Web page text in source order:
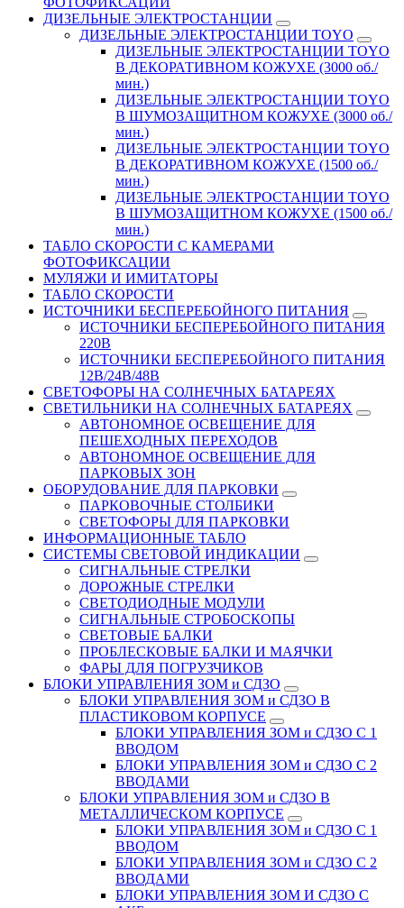
ДИЗЕЛЬНЫЕ ЭЛЕКТРОСТАНЦИИ
ДИЗЕЛЬНЫЕ ЭЛЕКТРОСТАНЦИИ TOYO
ДИЗЕЛЬНЫЕ ЭЛЕКТРОСТАНЦИИ TOYO
В ДЕКОРАТИВНОМ КОЖУХЕ (3000 об./
мин.)
ДИЗЕЛЬНЫЕ ЭЛЕКТРОСТАНЦИИ TOYO
В ШУМОЗАЩИТНОМ КОЖУХЕ (3000 об./
мин.)
ДИЗЕЛЬНЫЕ ЭЛЕКТРОСТАНЦИИ TOYO
В ДЕКОРАТИВНОМ КОЖУХЕ (1500 об./
мин.)
ДИЗЕЛЬНЫЕ ЭЛЕКТРОСТАНЦИИ TOYO
В ШУМОЗАЩИТНОМ КОЖУХЕ (1500 об./
мин.)
ТАБЛО СКОРОСТИ С КАМЕРАМИ
ФОТОФИКСАЦИИ
МУЛЯЖИ И ИМИТАТОРЫ
ТАБЛО СКОРОСТИ
ИСТОЧНИКИ БЕСПЕРЕБОЙНОГО ПИТАНИЯ
ИСТОЧНИКИ БЕСПЕРЕБОЙНОГО ПИТАНИЯ
220В
ИСТОЧНИКИ БЕСПЕРЕБОЙНОГО ПИТАНИЯ
12В/24В/48В
СВЕТОФОРЫ НА СОЛНЕЧНЫХ БАТАРЕЯХ
СВЕТИЛЬНИКИ НА СОЛНЕЧНЫХ БАТАРЕЯХ
АВТОНОМНОЕ ОСВЕЩЕНИЕ ДЛЯ
ПЕШЕХОДНЫХ ПЕРЕХОДОВ
АВТОНОМНОЕ ОСВЕЩЕНИЕ ДЛЯ
ПАРКОВЫХ ЗОН
ОБОРУДОВАНИЕ ДЛЯ ПАРКОВКИ
ПАРКОВОЧНЫЕ СТОЛБИКИ
СВЕТОФОРЫ ДЛЯ ПАРКОВКИ
ИНФОРМАЦИОННЫЕ ТАБЛО
CИСТЕМЫ СВЕТОВОЙ ИНДИКАЦИИ
СИГНАЛЬНЫЕ СТРЕЛКИ
ДОРОЖНЫЕ СТРЕЛКИ
СВЕТОДИОДНЫЕ МОДУЛИ
СИГНАЛЬНЫЕ СТРОБОСКОПЫ
СВЕТОВЫЕ БАЛКИ
ПРОБЛЕСКОВЫЕ БАЛКИ И МАЯЧКИ
ФАРЫ ДЛЯ ПОГРУЗЧИКОВ
БЛОКИ УПРАВЛЕНИЯ ЗОМ и СДЗО
БЛОКИ УПРАВЛЕНИЯ ЗОМ и СДЗО В
ПЛАСТИКОВОМ КОРПУСЕ
БЛОКИ УПРАВЛЕНИЯ ЗОМ и СДЗО С 1
ВВОДОМ
БЛОКИ УПРАВЛЕНИЯ ЗОМ и СДЗО С 2
ВВОДАМИ
БЛОКИ УПРАВЛЕНИЯ ЗОМ и СДЗО В
МЕТАЛЛИЧЕСКОМ КОРПУСЕ
БЛОКИ УПРАВЛЕНИЯ ЗОМ и СДЗО С 1
ВВОДОМ
БЛОКИ УПРАВЛЕНИЯ ЗОМ и СДЗО С 2
ВВОДАМИ
БЛОКИ УПРАВЛЕНИЯ ЗОМ И СДЗО С